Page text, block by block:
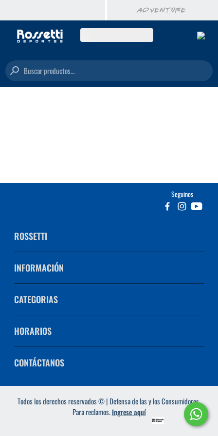
Buscar productos...
Seguinos
ROSSETTI
INFORMACIÓN
CATEGORIAS
HORARIOS
CONTÁCTANOS
Todos los derechos reservados © | Defensa de las y los Consumidores.
Para reclamos.Ingrese aquí